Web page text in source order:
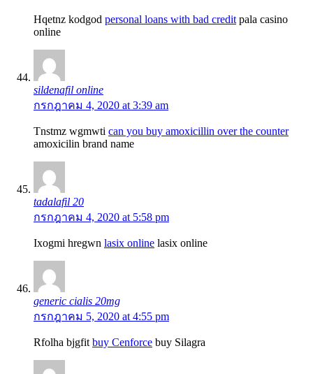
Hqetnz kodgod personal loans with bad credit pala casino
online
sildenafil online
กรกฎาคม 4, 2020 at 3:39 am
Tnstmz wgmwti can you buy amoxicillin over the counter
amoxicilin brand name
tadalafil 20
กรกฎาคม 4, 2020 at 5:58 pm
Ixogmi hregwn lasix online lasix online
generic cialis 20mg
กรกฎาคม 5, 2020 at 4:55 pm
Rfolha bjgfit buy Cenforce buy Silagra